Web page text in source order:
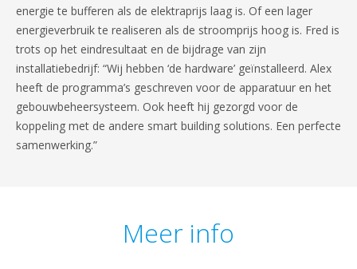
energie te bufferen als de elektraprijs laag is. Of een lager
energieverbruik te realiseren als de stroomprijs hoog is. Fred is
trots op het eindresultaat en de bijdrage van zijn
installatiebedrijf: “Wij hebben ‘de hardware’ geïnstalleerd. Alex
heeft de programma’s geschreven voor de apparatuur en het
gebouwbeheersysteem. Ook heeft hij gezorgd voor de
koppeling met de andere smart building solutions. Een perfecte
samenwerking.”
Meer info